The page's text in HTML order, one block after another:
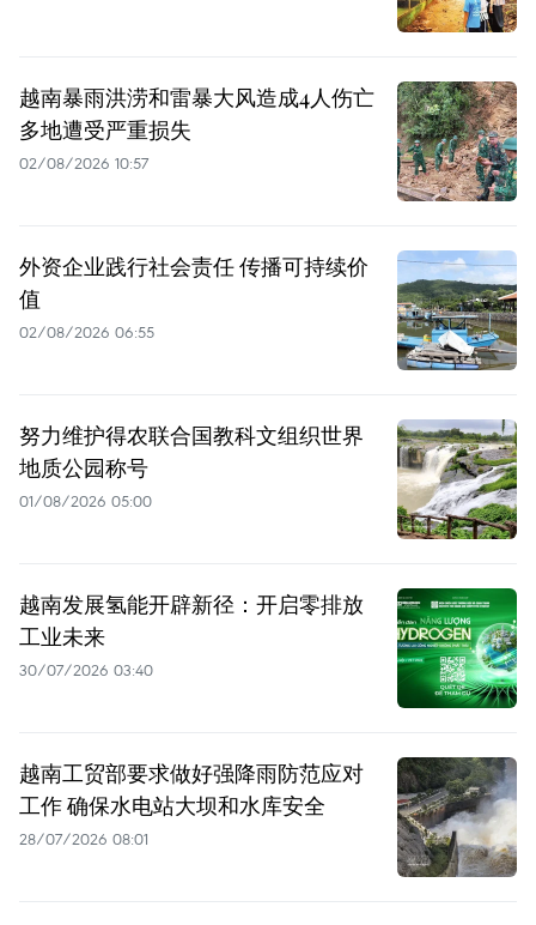
越南暴雨洪涝和雷暴大风造成4人伤亡
多地遭受严重损失
02/08/2026 10:57
外资企业践行社会责任 传播可持续价
值
02/08/2026 06:55
努力维护得农联合国教科文组织世界
地质公园称号
01/08/2026 05:00
越南发展氢能开辟新径：开启零排放
工业未来
30/07/2026 03:40
越南工贸部要求做好强降雨防范应对
工作 确保水电站大坝和水库安全
28/07/2026 08:01